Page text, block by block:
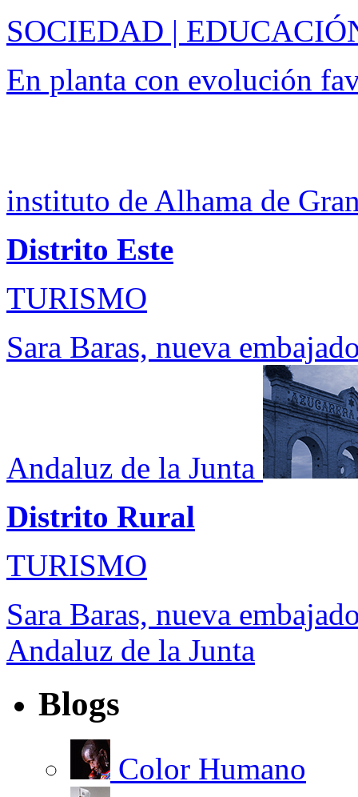
SOCIEDAD |
En planta con evolución
instituto de Alhama de
Distrito Este
TURISMO
Sara Baras, nueva
Andaluz de la Junta
Distrito Rural
TURISMO
Sara Baras, nueva
Andaluz de la Junta
Blogs
Color Humano